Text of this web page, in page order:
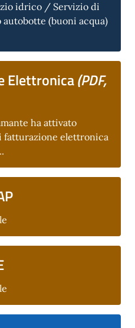
idrico / Servizio di
autobotte (buoni acqua)
Elettronica(PDF,
ha attivato
elettronica